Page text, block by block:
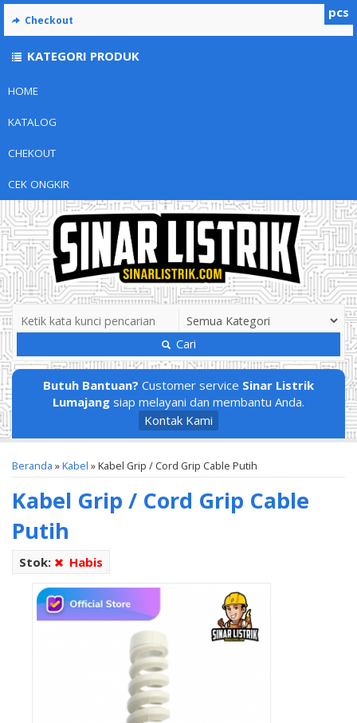
HOME
KATALOG
CHEKOUT
CEK ONGKIR
Cari
Butuh Bantuan? Customer service Sinar Listrik
Lumajang siap melayani dan membantu Anda.
Kontak Kami
Beranda »Kabel »Kabel Grip / Cord Grip Cable Putih
Kabel Grip / Cord Grip Cable
Putih
Stok: Habis
pcs
Checkout
KATEGORI PRODUK